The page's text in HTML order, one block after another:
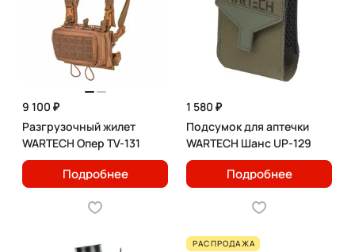
9 100 ₽
Разгрузочный жилет
WARTECH Опер TV-131
Подробнее
1 580 ₽
Подсумок для аптечки
WARTECH Шанс UP-129
Подробнее
РАСПРОДАЖА